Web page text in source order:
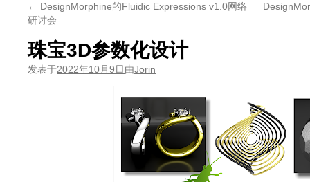
← DesignMorphine的Fluidic Expressions v1.0网络
研讨会
珠宝3D参数化设计
发表于2022年10月9日由Jorin